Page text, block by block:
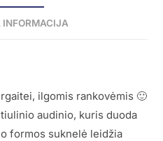
INFORMACIJA
ilgomis rankovėmis 🙂
audinio, kuris duoda
formos suknelė leidžia